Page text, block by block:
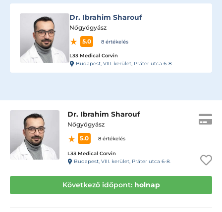
Dr. Ibrahim Sharouf
Nőgyógyász
5.0
8 értékelés
L33 Medical Corvin
Budapest, VIII. kerület, Práter utca 6-8.
Dr. Ibrahim Sharouf
Nőgyógyász
5.0
8 értékelés
L33 Medical Corvin
Budapest, VIII. kerület, Práter utca 6-8.
Következő időpont: holnap